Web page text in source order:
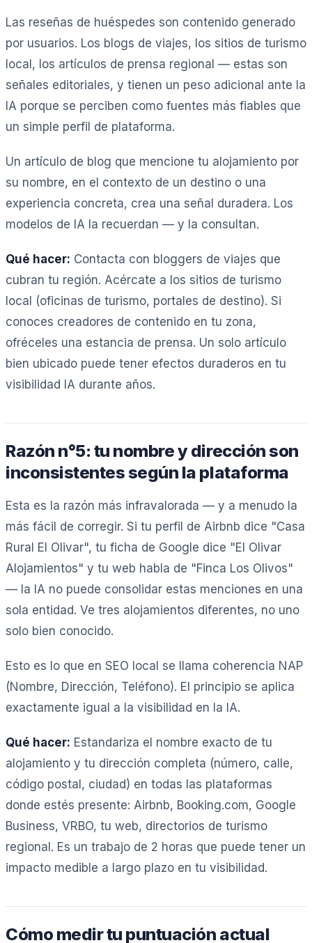
Las reseñas de huéspedes son contenido generado
por usuarios. Los blogs de viajes, los sitios de turismo
local, los artículos de prensa regional — estas son
señales editoriales, y tienen un peso adicional ante la
IA porque se perciben como fuentes más fiables que
un simple perfil de plataforma.
Un artículo de blog que mencione tu alojamiento por
su nombre, en el contexto de un destino o una
experiencia concreta, crea una señal duradera. Los
modelos de IA la recuerdan — y la consultan.
Qué hacer: Contacta con bloggers de viajes que
cubran tu región. Acércate a los sitios de turismo
local (oficinas de turismo, portales de destino). Si
conoces creadores de contenido en tu zona,
ofréceles una estancia de prensa. Un solo artículo
bien ubicado puede tener efectos duraderos en tu
visibilidad IA durante años.
Razón n°5: tu nombre y dirección son
inconsistentes según la plataforma
Esta es la razón más infravalorada — y a menudo la
más fácil de corregir. Si tu perfil de Airbnb dice "Casa
Rural El Olivar", tu ficha de Google dice "El Olivar
Alojamientos" y tu web habla de "Finca Los Olivos"
— la IA no puede consolidar estas menciones en una
sola entidad. Ve tres alojamientos diferentes, no uno
solo bien conocido.
Esto es lo que en SEO local se llama coherencia NAP
(Nombre, Dirección, Teléfono). El principio se aplica
exactamente igual a la visibilidad en la IA.
Qué hacer: Estandariza el nombre exacto de tu
alojamiento y tu dirección completa (número, calle,
código postal, ciudad) en todas las plataformas
donde estés presente: Airbnb, Booking.com, Google
Business, VRBO, tu web, directorios de turismo
regional. Es un trabajo de 2 horas que puede tener un
impacto medible a largo plazo en tu visibilidad.
Cómo medir tu puntuación actual